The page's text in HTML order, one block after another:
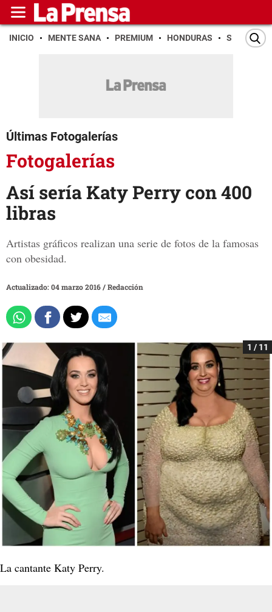
INICIO MENTE SANA PREMIUM HONDURAS SAN PEDRO
Últimas Fotogalerías
Fotogalerías
Así sería Katy Perry con 400
libras
Artistas gráficos realizan una serie de fotos de la famosas
con obesidad.
Actualizado: 04 marzo 2016/Redacción
1 / 11
La cantante Katy Perry.